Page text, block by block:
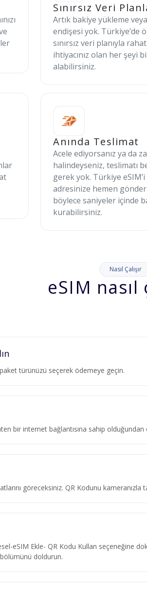
Sınırsız Veri
Artık bakiye yükleme
endişesi yok. Türkiye’de
sınırsız veri planıyla
ihtiyacınız olan her şeyi
alabilirsiniz.
Anında Teslimat
Acele ediyorsanız ya da
halindeyseniz, teslimatı
gerek yok. Türkiye
adresinize hemen
böylece saniyeler içinde
kurabilirsiniz.
Nasıl Çalışır
eSIM nasıl
paket türünüzü seçerek ödemeye geçin.
bir internet bağlantısına sahip
göreceksiniz. QR Kodunu kameranızla
eSIM Ekle- QR Kodu Kullan seçeneğine
doldurun.